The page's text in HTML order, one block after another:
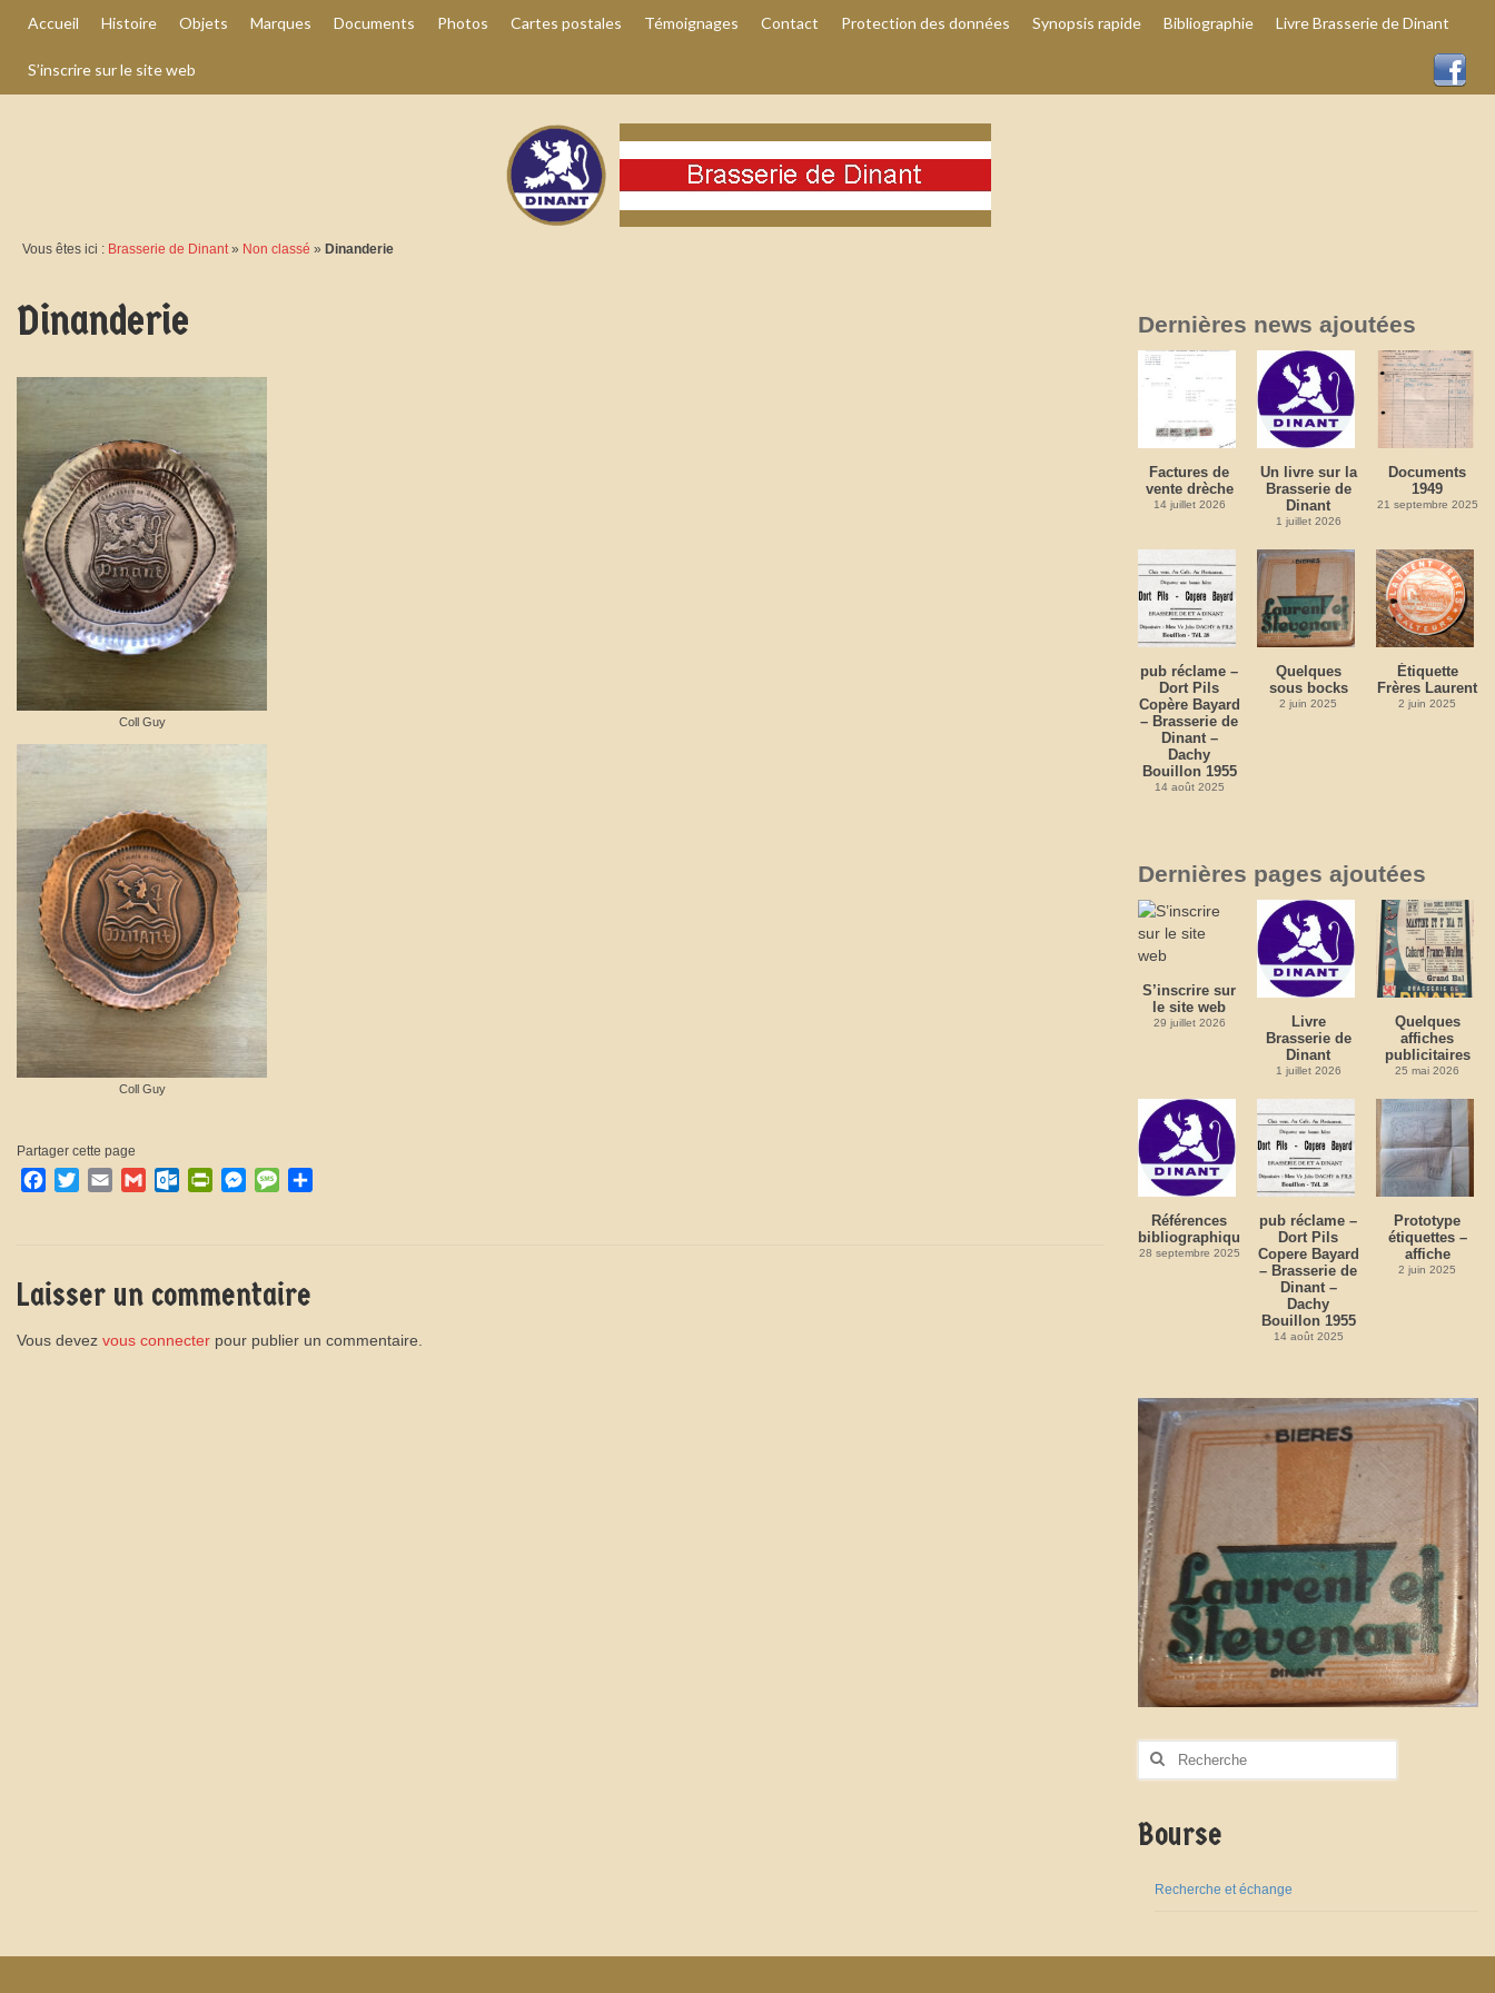
Accueil Histoire Objets Marques Documents Photos Cartes postales Témoignages Contact Protection des données Synopsis rapide Bibliographie Livre Brasserie de Dinant
S’inscrire sur le site web
Vous êtes ici : Brasserie de Dinant» Non classé » Dinanderie
Dinanderie
Coll Guy
Coll Guy
Partager cette page
Facebook
TwitterEmail GmailOutlook.com
PrintFriendly
Messenger
Message
Laisser un commentaire
Vous devez vous connecter pour publier un commentaire.
Dernières news ajoutées
Factures de
vente drèche
14 juillet 2026
Un livre sur la
Brasserie de
Dinant
1 juillet 2026
Documents
1949
21 septembre 2025
pub réclame –
Dort Pils
Copère Bayard
– Brasserie de
Dinant –
Dachy
Bouillon 1955
14 août 2025
Quelques
sous bocks
2 juin 2025
Étiquette
Frères Laurent
2 juin 2025
Dernières pages ajoutées
S’inscrire sur
le site web
29 juillet 2026
Livre
Brasserie de
Dinant
1 juillet 2026
Quelques
affiches
publicitaires
25 mai 2026
Références
bibliographiques
28 septembre 2025
pub réclame –
Dort Pils
Copere Bayard
– Brasserie de
Dinant –
Dachy
Bouillon 1955
14 août 2025
Prototype
étiquettes –
affiche
2 juin 2025
Rechercher
Bourse
Recherche et échange